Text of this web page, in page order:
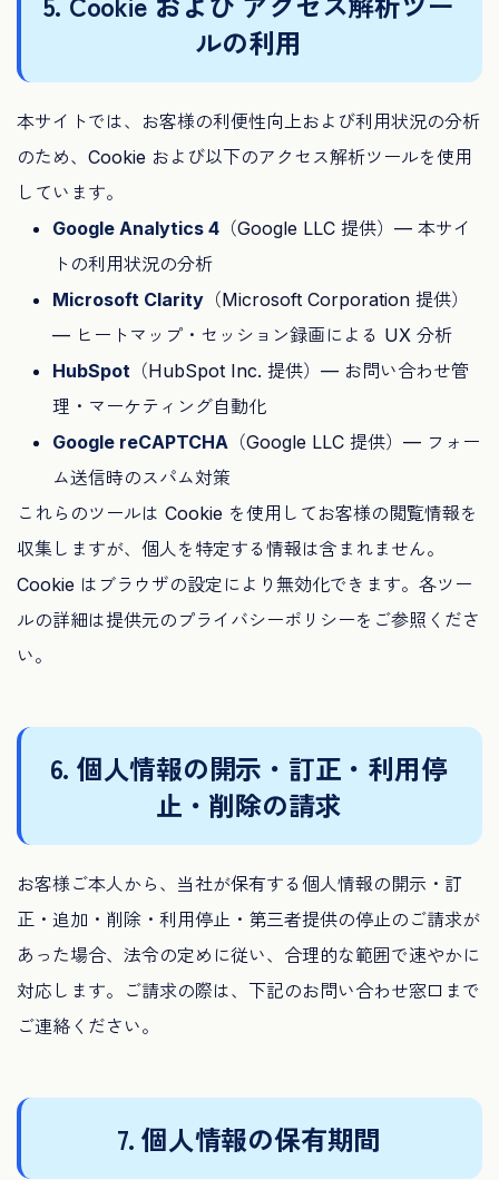
ルの利用
本サイトでは、お客様の利便性向上および利用状況の分析
のため、Cookie および以下のアクセス解析ツールを使用
しています。
Google Analytics 4 （Google LLC 提供）— 本サイ
トの利用状況の分析
Microsoft Clarity （Microsoft Corporation 提供）
— ヒートマップ・セッション録画による UX 分析
HubSpot （HubSpot Inc. 提供）— お問い合わせ管
理・マーケティング自動化
Google reCAPTCHA （Google LLC 提供）— フォー
ム送信時のスパム対策
これらのツールは Cookie を使用してお客様の閲覧情報を
収集しますが、個人を特定する情報は含まれません。
Cookie はブラウザの設定により無効化できます。各ツー
ルの詳細は提供元のプライバシーポリシーをご参照くださ
い。
6. 個人情報の開示・訂正・利用停
止・削除の請求
お客様ご本人から、当社が保有する個人情報の開示・訂
正・追加・削除・利用停止・第三者提供の停止のご請求が
あった場合、法令の定めに従い、合理的な範囲で速やかに
対応します。ご請求の際は、下記のお問い合わせ窓口まで
ご連絡ください。
7. 個人情報の保有期間